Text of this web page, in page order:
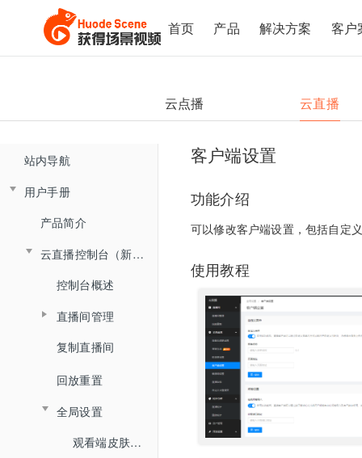
首页 产品 解决方案 客户
云点播 云直播
站内导航
用户手册
产品简介
云直播控制台（新版)
控制台概述
直播间管理
分享链接
直播间设置
企业培训场景
分享链接
复制直播间
回放重置
全局设置
观看端皮肤设置
客户端设置
功能介绍
可以修改客户端设置，包括自定
使用教程